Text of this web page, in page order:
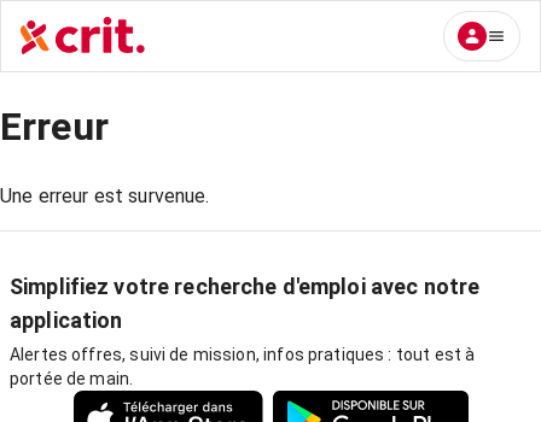
Erreur
Une erreur est survenue.
Simplifiez votre recherche d'emploi avec notre
application
Alertes offres, suivi de mission, infos pratiques : tout est à
portée de main.